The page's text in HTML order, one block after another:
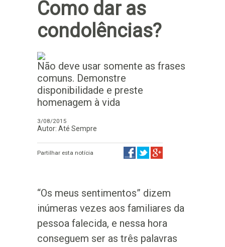
Como dar as
condolências?
Não deve usar somente as frases
comuns. Demonstre
disponibilidade e preste
homenagem à vida
3/08/2015
Autor: Até Sempre
Partilhar esta notícia
“Os meus sentimentos” dizem
inúmeras vezes aos familiares da
pessoa falecida, e nessa hora
conseguem ser as três palavras